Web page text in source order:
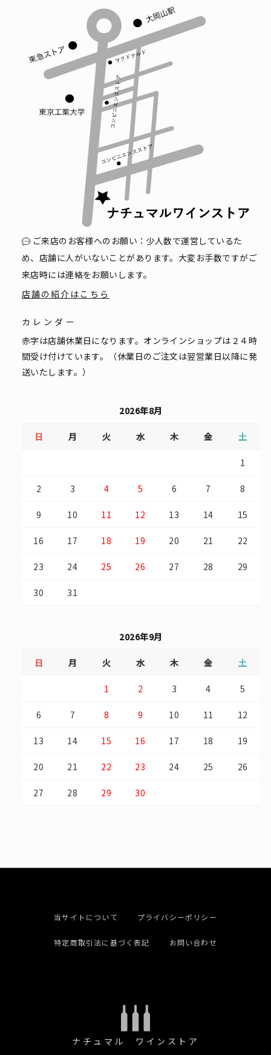
ご来店のお客様へのお願い：少人数で運営しているた
め、店舗に人がいないことがあります。大変お手数ですがご
来店時には連絡をお願いします。
店舗の紹介はこちら
カレンダー
赤字は店舗休業日になります。オンラインショップは２４時
間受け付けています。（休業日のご注文は翌営業日以降に発
送いたします。）
2026年8月
日 月 火 水 木 金 土
1
2 3 4 5 6 7 8
9 10 11 12 13 14 15
16 17 18 19 20 21 22
23 24 25 26 27 28 29
30 31
2026年9月
日 月 火 水 木 金 土
1 2 3 4 5
6 7 8 9 10 11 12
13 14 15 16 17 18 19
20 21 22 23 24 25 26
27 28 29 30
当サイトについて プライバシーポリシー
特定商取引法に基づく表記 お問い合わせ
ナチュマル ワインストア